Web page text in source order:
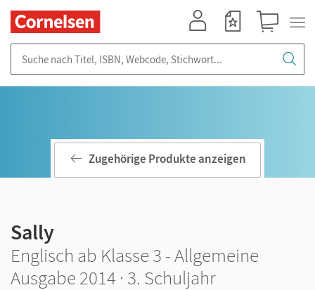
Zugehörige Produkte anzeigen
Sally
Englisch ab Klasse 3 - Allgemeine
Ausgabe 2014 · 3. Schuljahr